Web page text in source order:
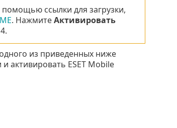
помощью ссылки для загрузки,
. НажмитеАктивировать
из приведенных ниже
активировать ESET Mobile